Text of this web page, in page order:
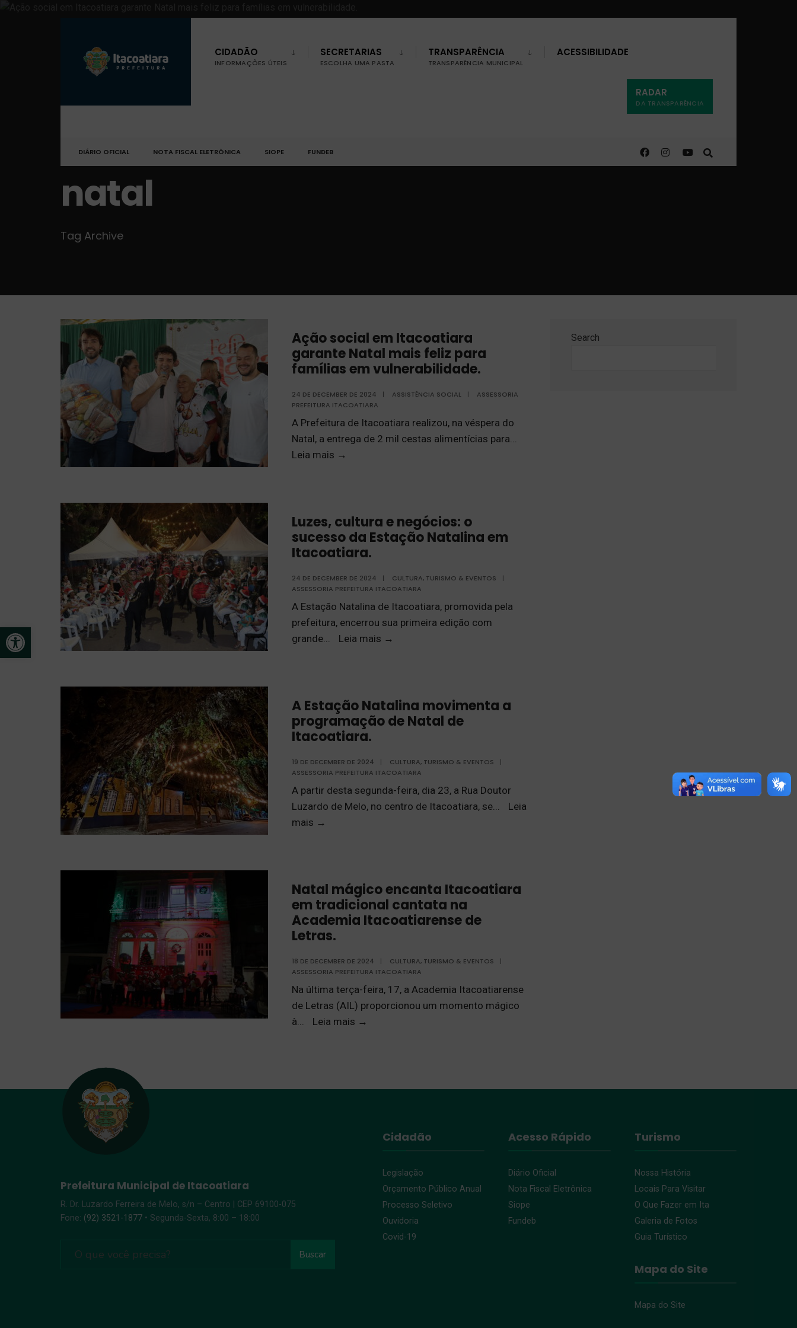
Open toolbar
CIDADÃO
INFORMAÇÕES ÚTEIS
SECRETARIAS
ESCOLHA UMA PASTA
TRANSPARÊNCIA
TRANSPARÊNCIA MUNICIPAL
ACESSIBILIDADE
RADAR
DA TRANSPARÊNCIA
DIÁRIO OFICIAL NOTA FISCAL ELETRÔNICA SIOPE FUNDEB
natal
Tag Archive
Ação social em Itacoatiara
garante Natal mais feliz para
famílias em vulnerabilidade.
24 DE DECEMBER DE 2024 | ASSISTÊNCIA SOCIAL |
ASSESSORIA
PREFEITURA ITACOATIARA
A Prefeitura de Itacoatiara realizou, na véspera do
Natal, a entrega de 2 mil cestas alimentícias para...
Leia mais →
Luzes, cultura e negócios: o
sucesso da Estação Natalina em
Itacoatiara.
24 DE DECEMBER DE 2024 | CULTURA, TURISMO & EVENTOS
|
ASSESSORIA PREFEITURA ITACOATIARA
A Estação Natalina de Itacoatiara, promovida pela
prefeitura, encerrou sua primeira edição com
grande... Leia mais →
A Estação Natalina movimenta a
programação de Natal de
Itacoatiara.
19 DE DECEMBER DE 2024 | CULTURA, TURISMO & EVENTOS
|
ASSESSORIA PREFEITURA ITACOATIARA
A partir desta segunda-feira, dia 23, a Rua Doutor
Luzardo de Melo, no centro de Itacoatiara, se...
Leia
mais →
Natal mágico encanta Itacoatiara
em tradicional cantata na
Academia Itacoatiarense de
Letras.
18 DE DECEMBER DE 2024 | CULTURA, TURISMO & EVENTOS
|
ASSESSORIA PREFEITURA ITACOATIARA
Na última terça-feira, 17, a Academia Itacoatiarense
de Letras (AIL) proporcionou um momento mágico
à... Leia mais →
Search
Prefeitura Municipal de Itacoatiara
R. Dr. Luzardo Ferreira de Melo, s/n – Centro | CEP 69100-075
Fone: (92) 3521-1877 • Segunda-Sexta, 8:00 – 18:00
Buscar
Cidadão
Legislação
Orçamento Público Anual
Processo Seletivo
Ouvidoria
Covid-19
Acesso Rápido
Diário Oficial
Nota Fiscal Eletrônica
Siope
Fundeb
Turismo
Nossa História
Locais Para Visitar
O Que Fazer em Ita
Galeria de Fotos
Guia Turístico
Mapa do Site
Mapa do Site